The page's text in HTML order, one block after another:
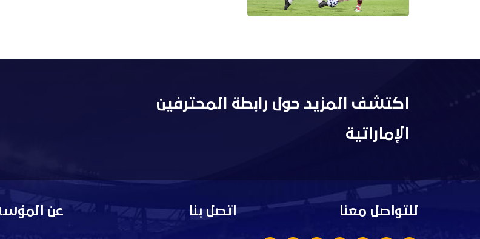
اكتشف المزيد حول رابطة المحترفين
الإماراتية
للتواصل معنا اتصل بنا عن